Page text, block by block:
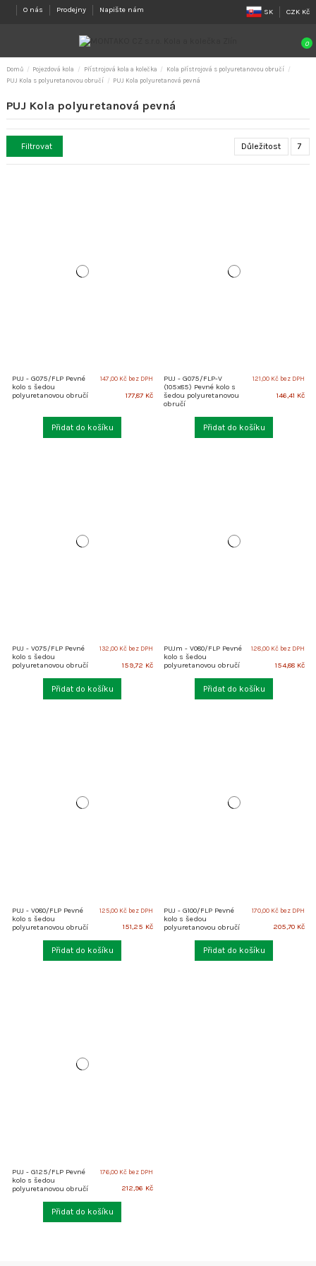
O nás Prodejny Napište nám SK CZK Kč
0
Domů Pojezdová kola Přístrojová kola a kolečka
Kola přístrojová s polyuretanovou obručí
PUJ Kola s polyuretanovou obručí
PUJ Kola polyuretanová pevná
PUJ Kola polyuretanová pevná
Filtrovat Důležitost 7
PUJ - G075/FLP Pevné
kolo s šedou
polyuretanovou obručí
147,00 Kč bez DPH
177,87 Kč
Přidat do košíku
PUJ - G075/FLP-V
(105x85) Pevné kolo s
šedou polyuretanovou
obručí
121,00 Kč bez DPH
146,41 Kč
Přidat do košíku
PUJ - V075/FLP Pevné
kolo s šedou
polyuretanovou obručí
132,00 Kč bez DPH
159,72 Kč
Přidat do košíku
PUJm - V080/FLP Pevné
kolo s šedou
polyuretanovou obručí
128,00 Kč bez DPH
154,88 Kč
Přidat do košíku
PUJ - V080/FLP Pevné
kolo s šedou
polyuretanovou obručí
125,00 Kč bez DPH
151,25 Kč
Přidat do košíku
PUJ - G100/FLP Pevné
kolo s šedou
polyuretanovou obručí
170,00 Kč bez DPH
205,70 Kč
Přidat do košíku
PUJ - G125/FLP Pevné
kolo s šedou
polyuretanovou obručí
176,00 Kč bez DPH
212,96 Kč
Přidat do košíku